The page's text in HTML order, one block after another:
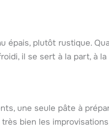
épais, plutôt rustique.
il se sert à la part, à
une seule pâte à
bien les